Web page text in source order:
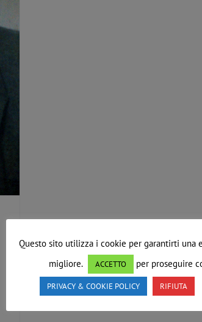
Questo sito utilizza i cookie per garantirti una
migliore.
ACCETTO per proseguire
PRIVACY & COOKIE POLICY RIFIUTA